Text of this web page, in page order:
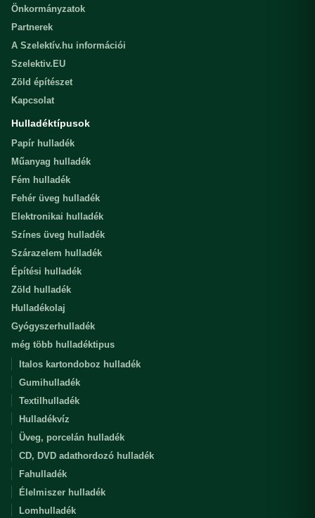
Önkormányzatok
Partnerek
A Szelektív.hu információi
Szelektiv.EU
Zöld építészet
Kapcsolat
Hulladéktípusok
Papír hulladék
Műanyag hulladék
Fém hulladék
Fehér üveg hulladék
Elektronikai hulladék
Színes üveg hulladék
Szárazelem hulladék
Építési hulladék
Zöld hulladék
Hulladékolaj
Gyógyszerhulladék
még több hulladéktipus
Italos kartondoboz hulladék
Gumihulladék
Textilhulladék
Hulladékvíz
Üveg, porcelán hulladék
CD, DVD adathordozó hulladék
Fahulladék
Élelmiszer hulladék
Lomhulladék